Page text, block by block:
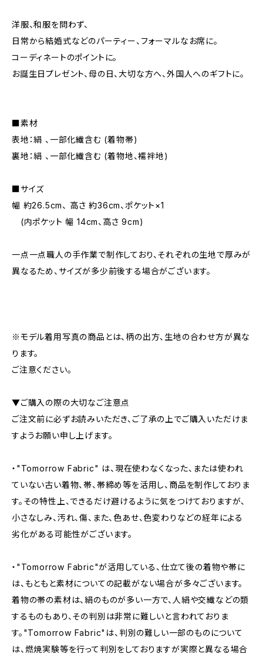
洋服、和服を問わず、
日常から結婚式などのパーティー、フォーマルなお席に。
コーディネートのポイントに。
お誕生日プレゼント、母の日、大切な方へ、外国人へのギフトに。
■素材
表地：絹 、一部化繊含む (着物帯)
裏地：絹 、一部化繊含む (着物地、襦袢地)
■サイズ
幅 約26.5cm、 高さ 約36cm、ポケット×1
(内ポケット 幅 14cm、高さ 9cm)
一点一点職人の手作業で制作しており、それぞれの生地で厚みが
異なるため、サイズが多少前後する場合がございます。
※モデル着用写真の商品とは、柄の出方、生地の合わせ方が異な
ります。
ご注意ください。
▼ご購入の際の大切なご注意点
ご注文前に必ずお読みいただき、ご了承の上でご購入いただけま
すようお願い申し上げます。
・"Tomorrow Fabric" は、現在使わなくなった、または使われ
ていない古い着物、帯、帯締め等を活用し、商品を制作しておりま
す。その特性上、できるだけ避けるように気をつけておりますが、
小さなしみ、汚れ、傷、また、色あせ、色変わりなどの経年による
劣化がある可能性がございます。
・"Tomorrow Fabric"が活用している、仕立て後の着物や帯に
は、もともと素材についての記載がない場合が多々ございます。
着物の帯の素材は、絹のものが多い一方で、人絹や交繊などの類
するものもあり、その判別は非常に難しいと言われておりま
す。"Tomorrow Fabric"は、判別の難しい一部のものについて
は、燃焼実験等を行って判別をしておりますが実際と異なる場合